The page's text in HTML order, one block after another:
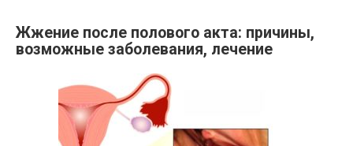
Жжение после полового акта: причины,
возможные заболевания, лечение